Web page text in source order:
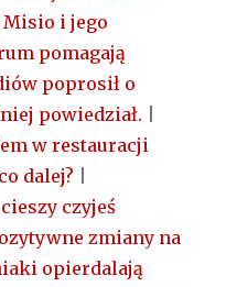
i jego
pomagają
poprosił o
powiedział.
w restauracji
dalej?
czyjeś
zmiany na
opierdalają